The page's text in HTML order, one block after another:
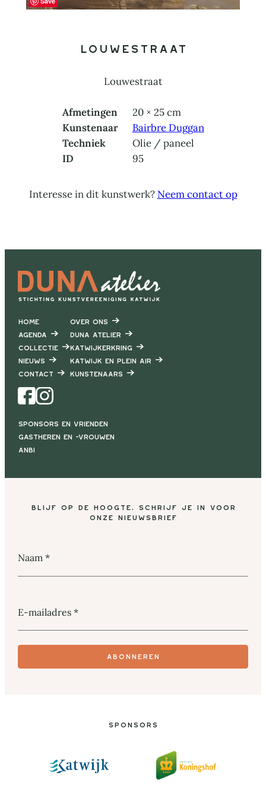
Louwestraat
Louwestraat
Afmetingen
20 × 25 cm
Kunstenaar
Bairbre Duggan
Techniek
Olie / paneel
ID
95
Interesse in dit kunstwerk? Neem contact op
Home
Agenda
Collectie
Nieuws
Contact
Facebook Instagram
Over ons
DUNA Atelier
Katwijkerkring
Katwijk en Plein air
Kunstenaars
Sponsors en vrienden
Gastheren en -vrouwen
ANBI
Blijf op de hoogte, schrijf je in voor
onze nieuwsbrief
Naam*
E-mailadres*
Abonneren
Sponsors